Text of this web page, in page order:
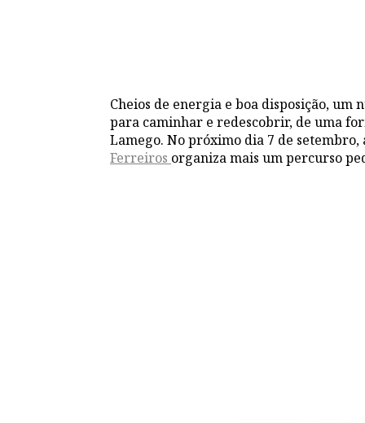
Cheios de energia e boa disposição, um
para caminhar e redescobrir, de uma
Lamego. No próximo dia 7 de
Ferreiros organiza mais um percurso